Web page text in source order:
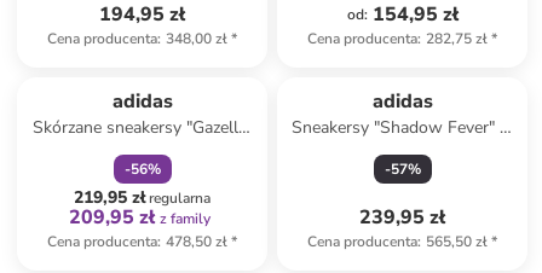
194,95 zł
Cena producenta: 348,00 zł*
od: 154,95 zł
Cena producenta: 282,75 zł*
adidas
Skórzane sneakersy "Gazelle"
w kolorze żółto-białym
-56%
219,95 złregularna
209,95 zł z family
Cena producenta: 478,50 zł*
adidas
Sneakersy "Shadow Fever" w
kolorze czarnym
-57%
239,95 zł
Cena producenta: 565,50 zł*